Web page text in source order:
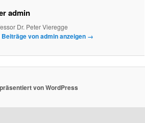
admin
Dr. Peter Vieregge
von admin anzeigen →
von WordPress